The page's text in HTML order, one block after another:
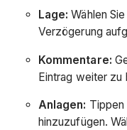
Lage: Wählen
Verzögerung
Kommentare:
Eintrag weiter zu
Anlagen: Tippen
hinzuzufügen.